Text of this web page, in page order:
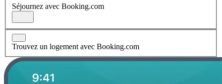
Séjournez avec Booking.com
Trouvez un logement avec Booking.com